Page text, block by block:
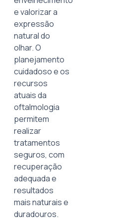
e valorizar a
expressão
natural do
olhar. O
planejamento
cuidadoso e os
recursos
atuais da
oftalmologia
permitem
realizar
tratamentos
seguros, com
recuperação
adequada e
resultados
mais naturais e
duradouros.